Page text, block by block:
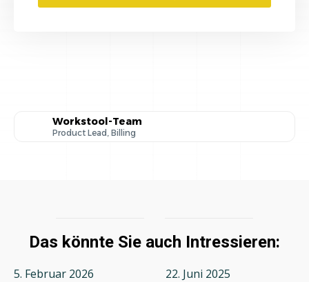
Workstool-Team
Product Lead, Billing
Das könnte Sie auch Intressieren:
5. Februar 2026
22. Juni 2025